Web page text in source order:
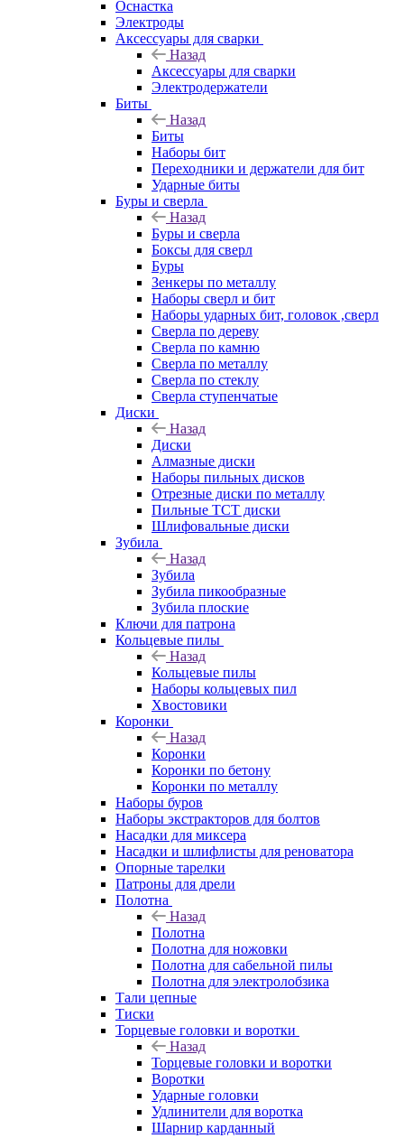
Оснастка
Электроды
Аксессуары для сварки
Назад
Аксессуары для сварки
Электродержатели
Биты
Назад
Биты
Наборы бит
Переходники и держатели для бит
Ударные биты
Буры и сверла
Назад
Буры и сверла
Боксы для сверл
Буры
Зенкеры по металлу
Наборы сверл и бит
Наборы ударных бит, головок ,сверл
Сверла по дереву
Сверла по камню
Сверла по металлу
Сверла по стеклу
Сверла ступенчатые
Диски
Назад
Диски
Алмазные диски
Наборы пильных дисков
Отрезные диски по металлу
Пильные TCT диски
Шлифовальные диски
Зубила
Назад
Зубила
Зубила пикообразные
Зубила плоские
Ключи для патрона
Кольцевые пилы
Назад
Кольцевые пилы
Наборы кольцевых пил
Хвостовики
Коронки
Назад
Коронки
Коронки по бетону
Коронки по металлу
Наборы буров
Наборы экстракторов для болтов
Насадки для миксера
Насадки и шлифлисты для реноватора
Опорные тарелки
Патроны для дрели
Полотна
Назад
Полотна
Полотна для ножовки
Полотна для сабельной пилы
Полотна для электролобзика
Тали цепные
Тиски
Торцевые головки и воротки
Назад
Торцевые головки и воротки
Воротки
Ударные головки
Удлинители для воротка
Шарнир карданный